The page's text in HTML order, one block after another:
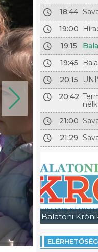
18:44
19:00
19:15
19:45
20:15
20:42
21:00
21:29
Balatoni